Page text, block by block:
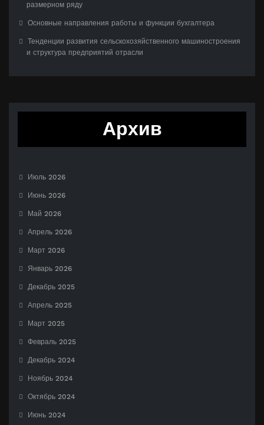
размерном ряду
Основные направления работы и функции бухгалтера
Тенденции развития сельскохозяйственного машиностроения
и структура предприятий отрасли
Архив
Июль 2026
Июнь 2026
Май 2026
Апрель 2026
Март 2026
Январь 2026
Декабрь 2025
Апрель 2025
Март 2025
Февраль 2025
Декабрь 2024
Ноябрь 2024
Октябрь 2024
Июнь 2024